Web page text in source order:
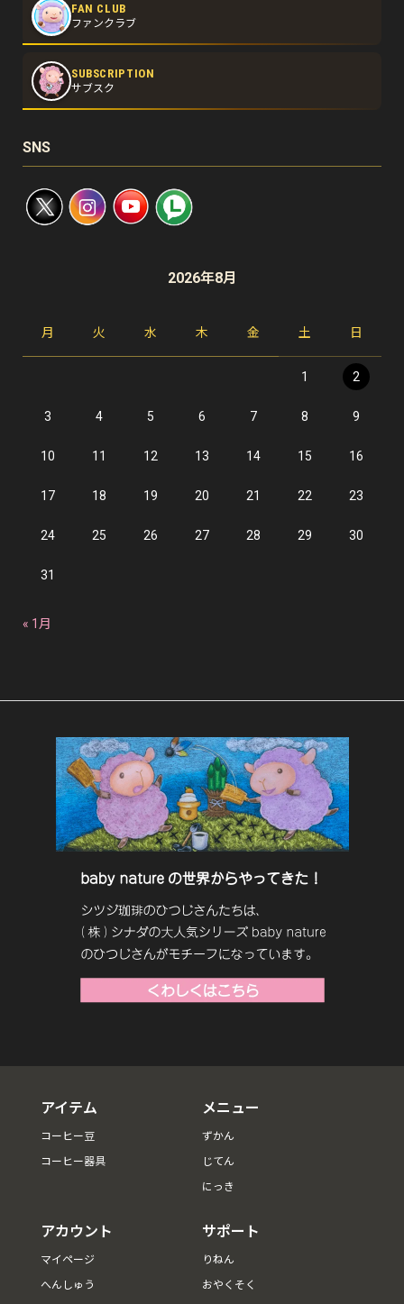
FAN CLUB
ファンクラブ
SUBSCRIPTION
サブスク
SNS
2026年8月
月 火 水 木 金 土 日
1 2
3 4 5 6 7 8 9
10 11 12 13 14 15 16
17 18 19 20 21 22 23
24 25 26 27 28 29 30
31
« 1月
アイテム
コーヒー豆
コーヒー器具
メニュー
ずかん
じてん
にっき
アカウント
マイページ
へんしゅう
サポート
りねん
おやくそく